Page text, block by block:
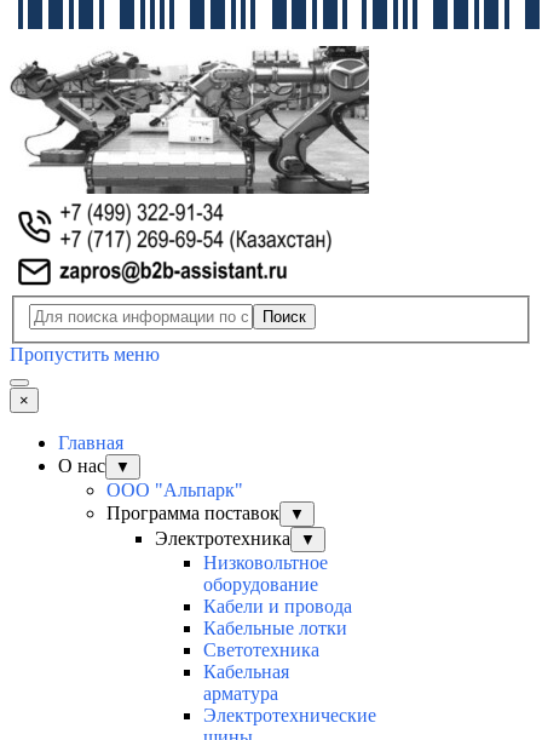
Поиск
Пропустить меню
×
Главная
О нас
▼
ООО "Альпарк"
Программа поставок
▼
Электротехника ▼
Низковольтное
оборудование
Кабели и провода
Кабельные лотки
Светотехника
Кабельная
арматура
Электротехнические